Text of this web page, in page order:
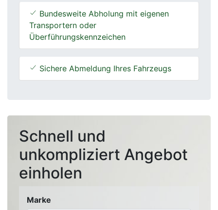
Bundesweite Abholung mit eigenen
Transportern oder
Überführungskennzeichen
Sichere Abmeldung Ihres Fahrzeugs
Schnell und
unkompliziert Angebot
einholen
Marke